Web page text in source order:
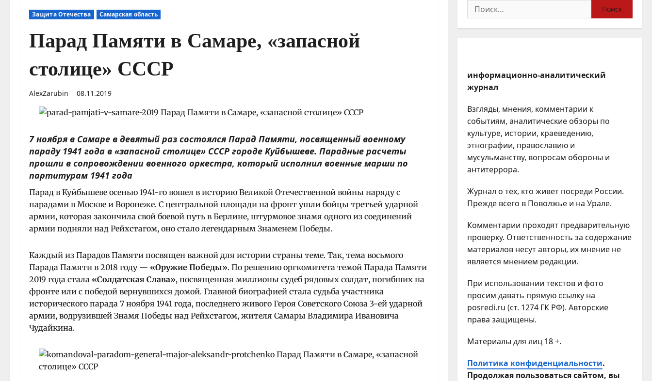
Защита Отечества Самарская область
Парад Памяти в Самаре, «запасной
столице» СССР
AlexZarubin 08.11.2019
7 ноября в Самаре в девятый раз состоялся Парад Памяти, посвященный военному
параду 1941 года в «запасной столице» СССР городе Куйбышеве. Парадные расчеты
прошли в сопровождении военного оркестра, который исполнил военные марши по
партитурам 1941 года
Парад в Куйбышеве осенью 1941-го вошел в историю Великой Отечественной войны наряду с
парадами в Москве и Воронеже. С центральной площади на фронт ушли бойцы третьей ударной
армии, которая закончила свой боевой путь в Берлине, штурмовое знамя одного из соединений
армии подняли над Рейхстагом, оно стало легендарным Знаменем Победы.
Каждый из Парадов Памяти посвящен важной для истории страны теме. Так, тема восьмого
Парада Памяти в 2018 году — «Оружие Победы». По решению оргкомитета темой Парада Памяти
2019 года стала «Солдатская Слава», посвященная миллионы судеб рядовых солдат, погибших на
фронте или с победой вернувшихся домой. Главной биографией стала судьба участника
исторического парада 7 ноября 1941 года, последнего живого Героя Советского Союза 3-ей ударной
армии, водрузившей Знамя Победы над Рейхстагом, жителя Самары Владимира Ивановича
Чудайкина.
Найти:
информационно-аналитический
журнал
Взгляды, мнения, комментарии к
событиям, аналитические обзоры по
культуре, истории, краеведению,
этнографии, православию и
мусульманству, вопросам обороны и
антитеррора.
Журнал о тех, кто живет посреди России.
Прежде всего в Поволжье и на Урале.
Комментарии проходят предварительную
проверку. Ответственность за содержание
материалов несут авторы, их мнение не
является мнением редакции.
При использовании текстов и фото
просим давать прямую ссылку на
posredi.ru (ст. 1274 ГК РФ). Авторские
права защищены.
Материалы для лиц 18 +.
Политика конфиденциальности.
Продолжая пользоваться сайтом, вы